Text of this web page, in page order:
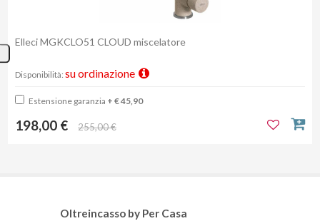
Elleci MGKCLO51 CLOUD miscelatore
Disponibilità: su ordinazione
Estensione garanzia + € 45,90
198,00 € 255,00 €
Oltreincasso by Per Casa